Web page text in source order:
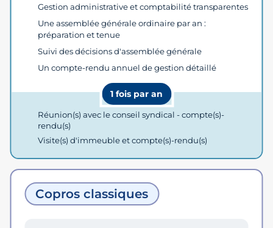
Gestion administrative et comptabilité transparentes
Une assemblée générale ordinaire par an :
préparation et tenue
Suivi des décisions d'assemblée générale
Un compte-rendu annuel de gestion détaillé
1 fois par an
Réunion(s) avec le conseil syndical - compte(s)-
rendu(s)
Visite(s) d'immeuble et compte(s)-rendu(s)
Copros classiques